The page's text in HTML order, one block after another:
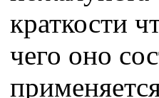
краткости
чего оно